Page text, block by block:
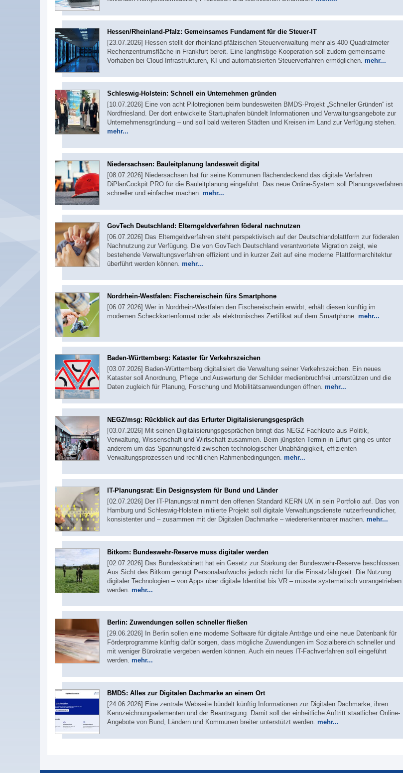
Hessen/Rheinland-Pfalz: Gemeinsames Fundament für die Steuer-IT
[23.07.2026] Hessen stellt der rheinland-pfälzischen Steuerverwaltung mehr als 400 Quadratmeter
Rechenzentrumsfläche in Frankfurt bereit. Eine langfristige Kooperation soll zudem gemeinsame
Vorhaben bei Cloud-Infrastrukturen, KI und automatisierten Steuerverfahren ermöglichen. mehr...
Schleswig-Holstein: Schnell ein Unternehmen gründen
[10.07.2026] Eine von acht Pilotregionen beim bundesweiten BMDS-Projekt „Schneller Gründen“ ist
Nordfriesland. Der dort entwickelte Startuphafen bündelt Informationen und Verwaltungsangebote zur
Unternehmensgründung – und soll bald weiteren Städten und Kreisen im Land zur Verfügung stehen.
mehr...
Niedersachsen: Bauleitplanung landesweit digital
[08.07.2026] Niedersachsen hat für seine Kommunen flächendeckend das digitale Verfahren
DiPlanCockpit PRO für die Bauleitplanung eingeführt. Das neue Online-System soll Planungsverfahren
schneller und einfacher machen. mehr...
GovTech Deutschland: Elterngeldverfahren föderal nachnutzen
[06.07.2026] Das Elterngeldverfahren steht perspektivisch auf der Deutschlandplattform zur föderalen
Nachnutzung zur Verfügung. Die von GovTech Deutschland verantwortete Migration zeigt, wie
bestehende Verwaltungsverfahren effizient und in kurzer Zeit auf eine moderne Plattformarchitektur
überführt werden können. mehr...
Nordrhein-Westfalen: Fischereischein fürs Smartphone
[06.07.2026] Wer in Nordrhein-Westfalen den Fischereischein erwirbt, erhält diesen künftig im
modernen Scheckkartenformat oder als elektronisches Zertifikat auf dem Smartphone. mehr...
Baden-Württemberg: Kataster für Verkehrszeichen
[03.07.2026] Baden-Württemberg digitalisiert die Verwaltung seiner Verkehrszeichen. Ein neues
Kataster soll Anordnung, Pflege und Auswertung der Schilder medienbruchfrei unterstützen und die
Daten zugleich für Planung, Forschung und Mobilitätsanwendungen öffnen. mehr...
NEGZ/msg: Rückblick auf das Erfurter Digitalisierungsgespräch
[03.07.2026] Mit seinen Digitalisierungsgesprächen bringt das NEGZ Fachleute aus Politik,
Verwaltung, Wissenschaft und Wirtschaft zusammen. Beim jüngsten Termin in Erfurt ging es unter
anderem um das Spannungsfeld zwischen technologischer Unabhängigkeit, effizienten
Verwaltungsprozessen und rechtlichen Rahmenbedingungen. mehr...
IT-Planungsrat: Ein Designsystem für Bund und Länder
[02.07.2026] Der IT-Planungsrat nimmt den offenen Standard KERN UX in sein Portfolio auf. Das von
Hamburg und Schleswig-Holstein initiierte Projekt soll digitale Verwaltungsdienste nutzerfreundlicher,
konsistenter und – zusammen mit der Digitalen Dachmarke – wiedererkennbarer machen. mehr...
Bitkom: Bundeswehr-Reserve muss digitaler werden
[02.07.2026] Das Bundeskabinett hat ein Gesetz zur Stärkung der Bundeswehr-Reserve beschlossen.
Aus Sicht des Bitkom genügt Personalaufwuchs jedoch nicht für die Einsatzfähigkeit. Die Nutzung
digitaler Technologien – von Apps über digitale Identität bis VR – müsste systematisch vorangetrieben
werden. mehr...
Berlin: Zuwendungen sollen schneller fließen
[29.06.2026] In Berlin sollen eine moderne Software für digitale Anträge und eine neue Datenbank für
Förderprogramme künftig dafür sorgen, dass mögliche Zuwendungen im Sozialbereich schneller und
mit weniger Bürokratie vergeben werden können. Auch ein neues IT-Fachverfahren soll eingeführt
werden. mehr...
BMDS: Alles zur Digitalen Dachmarke an einem Ort
[24.06.2026] Eine zentrale Webseite bündelt künftig Informationen zur Digitalen Dachmarke, ihren
Kennzeichnungselementen und der Beantragung. Damit soll der einheitliche Auftritt staatlicher Online-
Angebote von Bund, Ländern und Kommunen breiter unterstützt werden. mehr...